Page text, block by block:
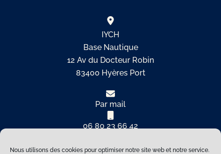
Nous utilisons des cookies pour optimiser notre site web et notre service.
IYCH
Base Nautique
12 Av du Docteur Robin
83400 Hyères Port
Par mail
06 80 23 66 42